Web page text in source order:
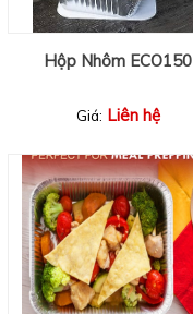
Hộp Nhôm ECO150
Giá: Liên hệ